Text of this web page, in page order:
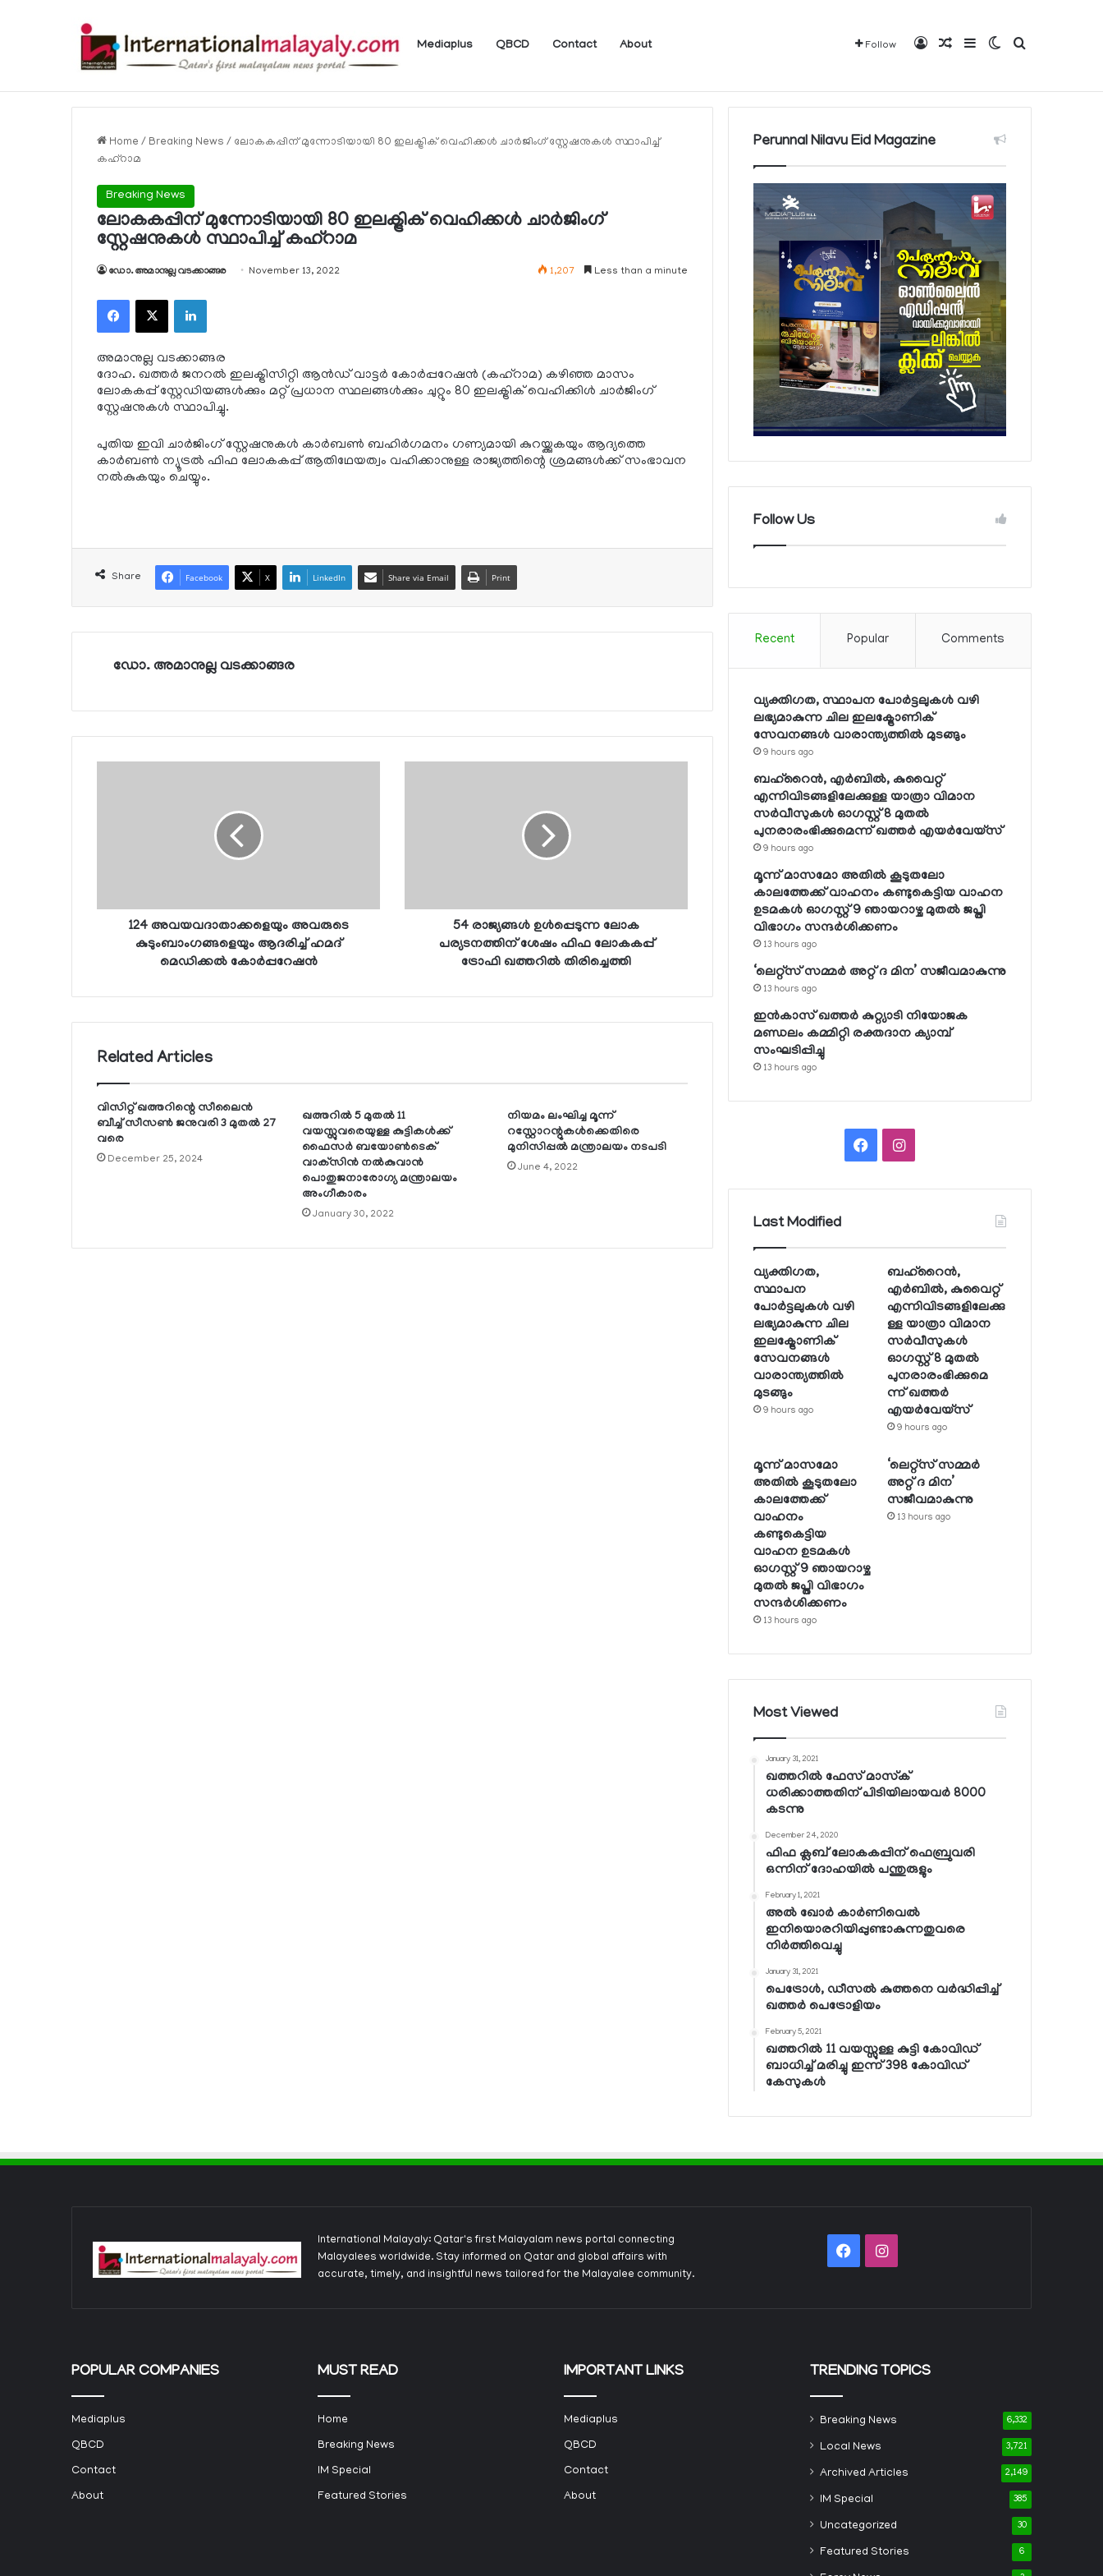
Mediaplus QBCD Contact About Follow Log InRandom Article
SidebarSwitch skin
Search for
Breaking News വ്യക്തിഗത, സ്ഥാപന പോര്‍ട്ടലുകള്‍ വഴി ലഭ്യമാകുന്ന ചില ഇലക്ട്രോണിക് സേവനങ്ങള്‍ വാരാന്ത്യത്തില്‍ മുടങ്ങും
Home / Breaking News / ലോകകപ്പിന് മുന്നോടിയായി 80 ഇലക്ട്രിക് വെഹിക്കള്‍ ചാര്‍ജിംഗ് സ്റ്റേഷനുകള്‍ സ്ഥാപിച്ച്
കഹ്റാമ
Breaking News
ലോകകപ്പിന് മുന്നോടിയായി 80 ഇലക്ട്രിക് വെഹിക്കള്‍ ചാര്‍ജിംഗ്
സ്റ്റേഷനുകള്‍ സ്ഥാപിച്ച് കഹ്റാമ
ഡോ. അമാനുല്ല വടക്കാങ്ങര November 13, 2022 1,207 Less than a minute
Facebook
X LinkedIn
അമാനുല്ല വടക്കാങ്ങര
ദോഹ. ഖത്തര്‍ ജനറല്‍ ഇലക്ട്രിസിറ്റി ആന്‍ഡ് വാട്ടര്‍ കോര്‍പ്പറേഷന്‍ (കഹ്റാമ) കഴിഞ്ഞ മാസം
ലോകകപ്പ് സ്റ്റേഡിയങ്ങള്‍ക്കും മറ്റ് പ്രധാന സ്ഥലങ്ങള്‍ക്കും ചുറ്റും 80 ഇലക്ട്രിക് വെഹിക്കിള്‍ ചാര്‍ജിംഗ്
സ്റ്റേഷനുകള്‍ സ്ഥാപിച്ചു.
പുതിയ ഇവി ചാര്‍ജിംഗ് സ്റ്റേഷനുകള്‍ കാര്‍ബണ്‍ ബഹിര്‍ഗമനം ഗണ്യമായി കുറയ്ക്കുകയും ആദ്യത്തെ
കാര്‍ബണ്‍ ന്യൂട്രല്‍ ഫിഫ ലോകകപ്പ് ആതിഥേയത്വം വഹിക്കാനുള്ള രാജ്യത്തിന്റെ ശ്രമങ്ങള്‍ക്ക് സംഭാവന
നല്‍കുകയും ചെയ്യും.
Share Facebook X LinkedIn Share via Email Print
ഡോ. അമാനുല്ല വടക്കാങ്ങര
124 അവയവദാതാക്കളെയും അവരുടെ
കുടുംബാംഗങ്ങളെയും ആദരിച്ച് ഹമദ്
മെഡിക്കല്‍ കോര്‍പ്പറേഷന്‍
54 രാജ്യങ്ങള്‍ ഉള്‍പ്പെടുന്ന ലോക
പര്യടനത്തിന് ശേഷം ഫിഫ ലോകകപ്പ്
ട്രോഫി ഖത്തറില്‍ തിരിച്ചെത്തി
Related Articles
വിസിറ്റ് ഖത്തറിന്റെ സീലൈന്‍
ബീച്ച് സീസണ്‍ ജനുവരി 3 മുതല്‍ 27
വരെ
December 25, 2024
ഖത്തറില്‍ 5 മുതല്‍ 11
വയസ്സുവരെയുള്ള കുട്ടികള്‍ക്ക്
ഫൈസര്‍ ബയോണ്‍ടെക്
വാക്‌സിന്‍ നല്‍കുവാന്‍
പൊതുജനാരോഗ്യ മന്ത്രാലയം
അംഗീകാരം
January 30, 2022
നിയമം ലംഘിച്ച മൂന്ന്
റസ്റ്റോറന്റുകള്‍ക്കെതിരെ
മുനിസിപ്പല്‍ മന്ത്രാലയം നടപടി
June 4, 2022
Perunnal Nilavu Eid Magazine
Follow Us
Recent Popular Comments
വ്യക്തിഗത, സ്ഥാപന പോര്‍ട്ടലുകള്‍ വഴി
ലഭ്യമാകുന്ന ചില ഇലക്ട്രോണിക്
സേവനങ്ങള്‍ വാരാന്ത്യത്തില്‍ മുടങ്ങും
9 hours ago
ബഹ്റൈന്‍, എര്‍ബില്‍, കുവൈറ്റ്
എന്നിവിടങ്ങളിലേക്കുള്ള യാത്രാ വിമാന
സര്‍വീസുകള്‍ ഓഗസ്റ്റ് 8 മുതല്‍
പുനരാരംഭിക്കുമെന്ന് ഖത്തര്‍ എയര്‍വേയ്സ്
9 hours ago
മൂന്ന് മാസമോ അതില്‍ കൂടുതലോ
കാലത്തേക്ക് വാഹനം കണ്ടുകെട്ടിയ വാഹന
ഉടമകള്‍ ഓഗസ്റ്റ് 9 ഞായറാഴ്ച മുതല്‍ ജപ്തി
വിഭാഗം സന്ദര്‍ശിക്കണം
13 hours ago
‘ലെറ്റ്‌സ് സമ്മര്‍ അറ്റ് ദ മിന’ സജീവമാകുന്നു
13 hours ago
ഇന്‍കാസ് ഖത്തര്‍ കുറ്റ്യാടി നിയോജക
മണ്ഡലം കമ്മിറ്റി രക്തദാന ക്യാമ്പ്
സംഘടിപ്പിച്ചു
13 hours ago
FacebookInstagram
Last Modified
വ്യക്തിഗത,
സ്ഥാപന
പോര്‍ട്ടലുകള്‍ വഴി
ലഭ്യമാകുന്ന ചില
ഇലക്ട്രോണിക്
സേവനങ്ങള്‍
വാരാന്ത്യത്തില്‍
മുടങ്ങും
9 hours ago
ബഹ്റൈന്‍,
എര്‍ബില്‍, കുവൈറ്റ്
എന്നിവിടങ്ങളിലേക്കു
ള്ള യാത്രാ വിമാന
സര്‍വീസുകള്‍
ഓഗസ്റ്റ് 8 മുതല്‍
പുനരാരംഭിക്കുമെ
ന്ന് ഖത്തര്‍
എയര്‍വേയ്സ്
9 hours ago
മൂന്ന് മാസമോ
അതില്‍ കൂടുതലോ
കാലത്തേക്ക്
വാഹനം
കണ്ടുകെട്ടിയ
വാഹന ഉടമകള്‍
ഓഗസ്റ്റ് 9 ഞായറാഴ്ച
മുതല്‍ ജപ്തി വിഭാഗം
സന്ദര്‍ശിക്കണം
13 hours ago
‘ലെറ്റ്‌സ് സമ്മര്‍
അറ്റ് ദ മിന’
സജീവമാകുന്നു
13 hours ago
Most Viewed
January 31, 2021
ഖത്തറില്‍ ഫേസ് മാസ്‌ക്
ധരിക്കാത്തതിന് പിടിയിലായവര്‍ 8000
കടന്നു
December 24, 2020
ഫിഫ ക്ലബ് ലോകകപ്പിന് ഫെബ്രുവരി
ഒന്നിന് ദോഹയില്‍ പന്തുരുളും
February 1, 2021
അല്‍ ഖോര്‍ കാര്‍ണിവെല്‍
ഇനിയൊരറിയിപ്പുണ്ടാകുന്നതുവരെ
നിര്‍ത്തിവെച്ചു
January 31, 2021
പെട്രോള്‍, ഡീസല്‍ കുത്തനെ വര്‍ദ്ധിപ്പിച്ച്
ഖത്തര്‍ പെട്രോളിയം
February 5, 2021
ഖത്തറില്‍ 11 വയസ്സുള്ള കുട്ടി കോവിഡ്
ബാധിച്ച് മരിച്ചു ഇന്ന് 398 കോവിഡ്
കേസുകള്‍
International Malayaly: Qatar's first Malayalam news portal connecting
Malayalees worldwide. Stay informed on Qatar and global affairs with
accurate, timely, and insightful news tailored for the Malayalee community.
FacebookInstagram
POPULAR COMPANIES
Mediaplus
QBCD
Contact
About
MUST READ
Home
Breaking News
IM Special
Featured Stories
IMPORTANT LINKS
Mediaplus
QBCD
Contact
About
TRENDING TOPICS
Breaking News 6,332
Local News 3,721
Archived Articles 2,149
IM Special 385
Uncategorized 30
Featured Stories 6